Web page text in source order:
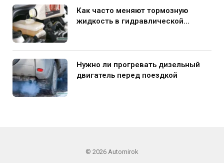
Как часто меняют тормозную
жидкость в гидравлической
Нужно ли прогревать дизельный
двигатель перед поездкой
© 2026 Automirok